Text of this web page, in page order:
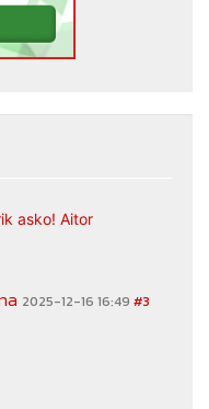
asko! Aitor
2025-12-16 16:49 #3